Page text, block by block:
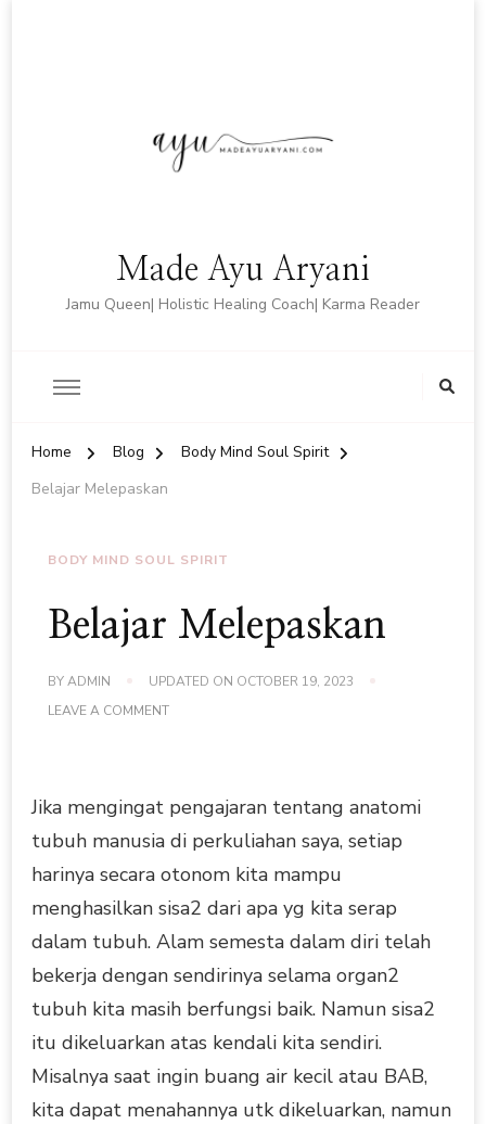
Made Ayu Aryani
Jamu Queen| Holistic Healing Coach| Karma Reader
Home Blog
Body Mind Soul Spirit
Belajar Melepaskan
BODY MIND SOUL SPIRIT
Belajar Melepaskan
BYADMIN UPDATED ON OCTOBER 19, 2023
LEAVE A COMMENTON
Jika mengingat pengajaran tentang anatomi
tubuh manusia di perkuliahan saya, setiap
harinya secara otonom kita mampu
menghasilkan sisa2 dari apa yg kita serap
dalam tubuh. Alam semesta dalam diri telah
bekerja dengan sendirinya selama organ2
tubuh kita masih berfungsi baik. Namun sisa2
itu dikeluarkan atas kendali kita sendiri.
Misalnya saat ingin buang air kecil atau BAB,
kita dapat menahannya utk dikeluarkan, namun